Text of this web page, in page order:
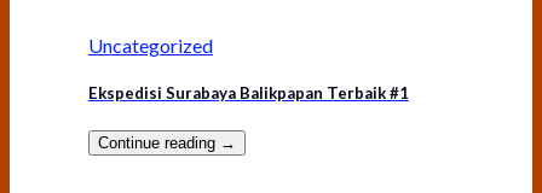
Uncategorized
Ekspedisi Surabaya Balikpapan Terbaik #1
Continue reading →